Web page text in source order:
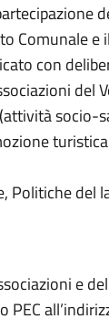
Comunale
con
socio-
Politiche del
e
PEC